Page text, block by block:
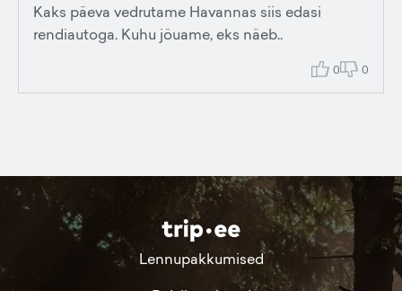
Kaks päeva vedrutame Havannas siis edasi
rendiautoga. Kuhu jöuame, eks näeb..
0 0
Lennupakkumised